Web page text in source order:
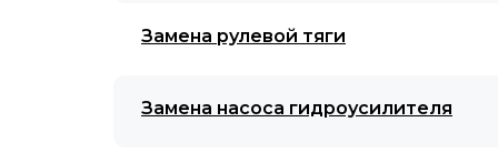
Замена рулевой тяги
Замена насоса гидроусилителя